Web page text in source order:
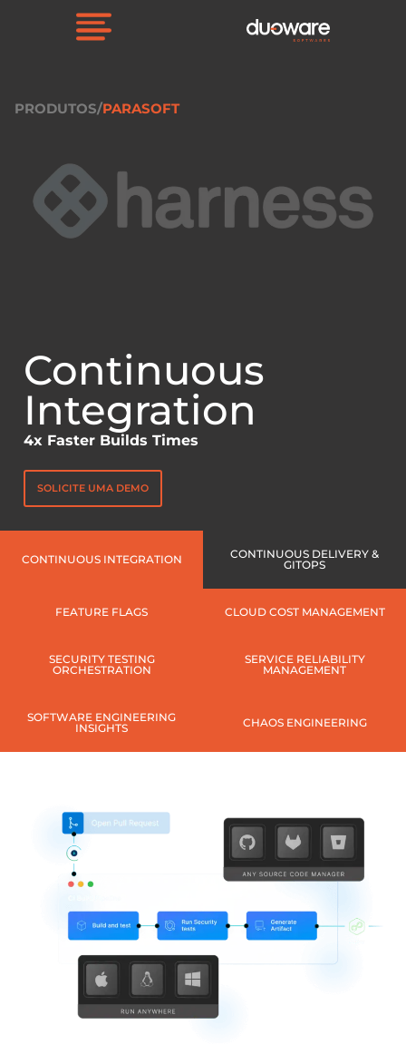
PRODUTOS/PARASOFT
Continuous
Integration
4x Faster Builds Times
SOLICITE UMA DEMO
CONTINUOUS INTEGRATION
CONTINUOUS DELIVERY &
GITOPS
FEATURE FLAGS CLOUD COST MANAGEMENT
SECURITY TESTING
ORCHESTRATION
SERVICE RELIABILITY
MANAGEMENT
SOFTWARE ENGINEERING
INSIGHTS
CHAOS ENGINEERING